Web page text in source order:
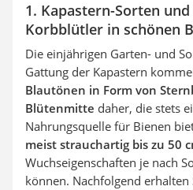
1. Kapastern-Sorten
Korbblütler in schönen
Die einjährigen Garten- und
Gattung der Kapastern
Blautönen in Form von
Blütenmitte daher, die stets
Nahrungsquelle für Bienen
meist strauchartig bis zu 50
Wuchseigenschaften je nach
können. Nachfolgend erhalten